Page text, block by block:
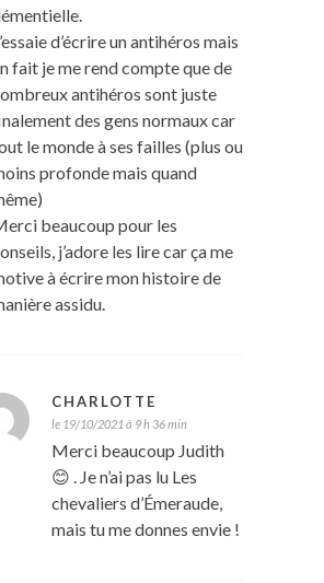
d’écrire un antihéros mais
fait je me rend compte que de
antihéros sont juste
des gens normaux car
le monde à ses failles (plus ou
profonde mais quand
beaucoup pour les
j’adore les lire car ça me
à écrire mon histoire de
assidu.
CHARLOTTE
le 19/10/2021 à 9 h 36 min
Merci beaucoup Judith
😊 . Je n’ai pas lu Les
chevaliers d’Émeraude,
mais tu me donnes envie !